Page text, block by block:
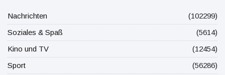
Nachrichten
(102299)
Soziales & Spaß
(5614)
Kino und TV
(12454)
Sport
(56286)